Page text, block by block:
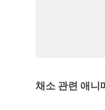
채소 관련 애니